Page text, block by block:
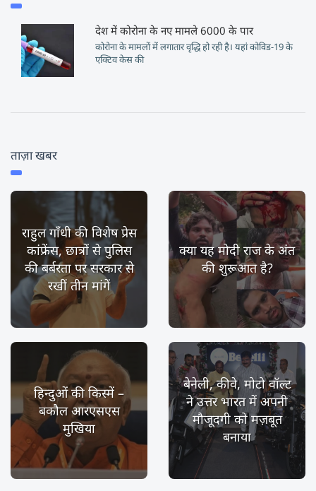
देश में कोरोना के नए मामले 6000 के पार
कोरोना के मामलों में लगातार वृद्धि हो रही है। यहां कोविड-19 के
एक्टिव केस की
ताज़ा खबर
राहुल गाँधी की विशेष प्रेस
कांफ्रेंस, छात्रों से पुलिस
की बर्बरता पर सरकार से
रखीं तीन मांगें
क्या यह मोदी राज के अंत
की शुरूआत है?
हिन्दुओं की किस्में –
बकौल आरएसएस
मुखिया
बेनेली, कीवे, मोटो वॉल्ट
ने उत्तर भारत में अपनी
मौजूदगी को मज़बूत
बनाया